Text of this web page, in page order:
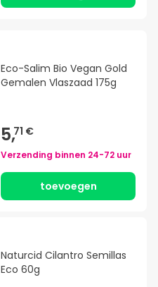
Eco-Salim Bio Vegan Gold
Gemalen Vlaszaad 175g
5,71 €
Verzending binnen 24-72 uur
toevoegen
Naturcid Cilantro Semillas
Eco 60g